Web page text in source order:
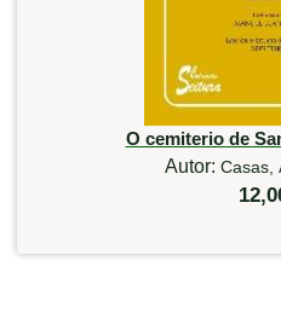
O cemiterio de
Autor: Casas,